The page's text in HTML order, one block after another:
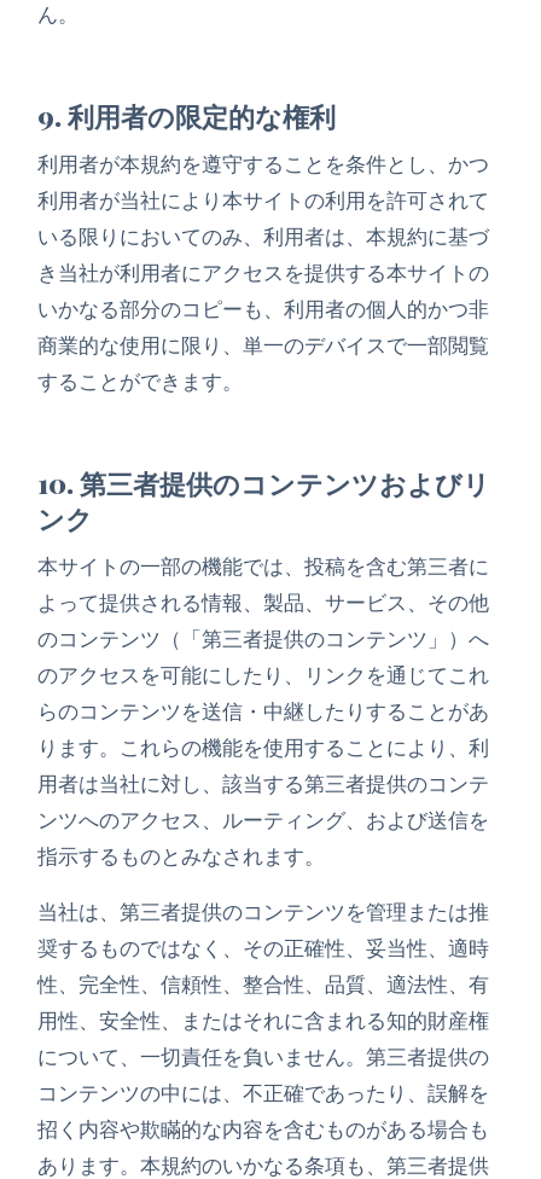
ん。
9. 利用者の限定的な権利
利用者が本規約を遵守することを条件とし、かつ
利用者が当社により本サイトの利用を許可されて
いる限りにおいてのみ、利用者は、本規約に基づ
き当社が利用者にアクセスを提供する本サイトの
いかなる部分のコピーも、利用者の個人的かつ非
商業的な使用に限り、単一のデバイスで一部閲覧
することができます。
10. 第三者提供のコンテンツおよびリ
ンク
本サイトの一部の機能では、投稿を含む第三者に
よって提供される情報、製品、サービス、その他
のコンテンツ（「第三者提供のコンテンツ」）へ
のアクセスを可能にしたり、リンクを通じてこれ
らのコンテンツを送信・中継したりすることがあ
ります。これらの機能を使用することにより、利
用者は当社に対し、該当する第三者提供のコンテ
ンツへのアクセス、ルーティング、および送信を
指示するものとみなされます。
当社は、第三者提供のコンテンツを管理または推
奨するものではなく、その正確性、妥当性、適時
性、完全性、信頼性、整合性、品質、適法性、有
用性、安全性、またはそれに含まれる知的財産権
について、一切責任を負いません。第三者提供の
コンテンツの中には、不正確であったり、誤解を
招く内容や欺瞞的な内容を含むものがある場合も
あります。本規約のいかなる条項も、第三者提供